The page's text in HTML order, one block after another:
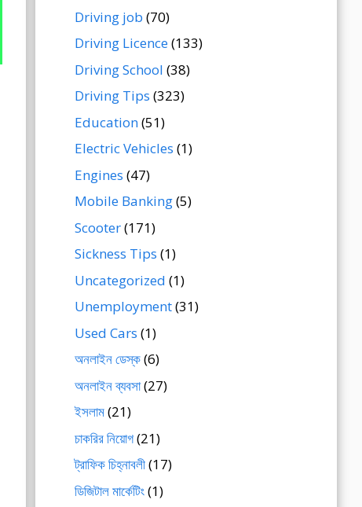
Driving job (70)
Driving Licence(133)
Driving School (38)
Driving Tips (323)
Education(51)
Electric Vehicles (1)
Engines (47)
Mobile Banking(5)
Scooter(171)
Sickness Tips (1)
Uncategorized (1)
Unemployment(31)
Used Cars (1)
অনলাইন ডেস্ক(6)
অনলাইন ব্যবসা(27)
ইসলাম(21)
চাকরির নিয়োগ(21)
ট্রাফিক চিহ্নাবলী(17)
ডিজিটাল মার্কেটিং(1)